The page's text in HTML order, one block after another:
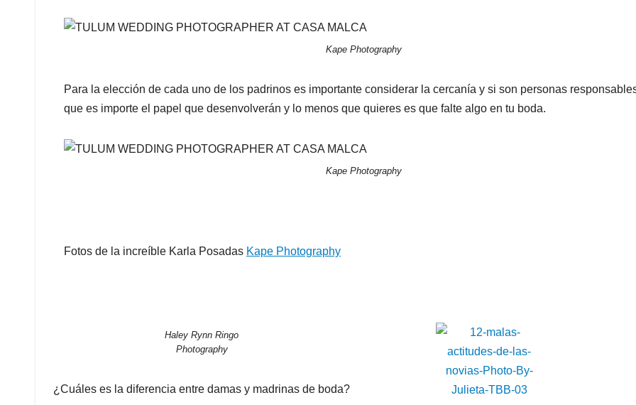
Kape Photography
Para la elección de cada uno de los padrinos es importante considerar la cercanía y si son personas
que es importe el papel que desenvolverán y lo menos que quieres es que falte algo en tu boda.
Kape Photography
Fotos de la increíble Karla Posadas Kape Photography
Haley Rynn Ringo
Photography
¿Cuáles es la diferencia entre damas y madrinas de boda?